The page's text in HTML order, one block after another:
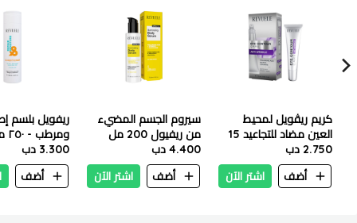
كريم ريڤويل لمحيط
العين مضاد للتجاعيد 15
مل
2.750 دب
أضف
اشتر الآن
سيروم الجسم المضيء
من ريفيول 200 مل
4.400 دب
أضف
اشتر الآن
ريفويل بلسم
ومرطب - ٢٥٠ مل
3.300 دب
أضف